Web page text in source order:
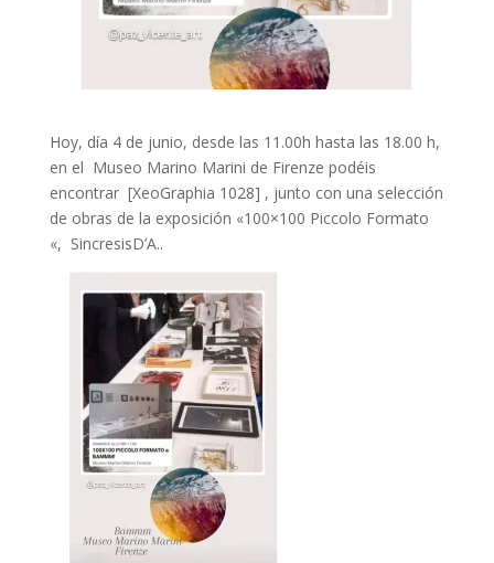
Hoy, día 4 de junio, desde las 11.00h hasta las 18.00 h,
en el Museo Marino Marini de Firenze podéis
encontrar [XeoGraphia 1028] , junto con una selección
de obras de la exposición «100×100 Piccolo Formato
«, SincresisD’A..